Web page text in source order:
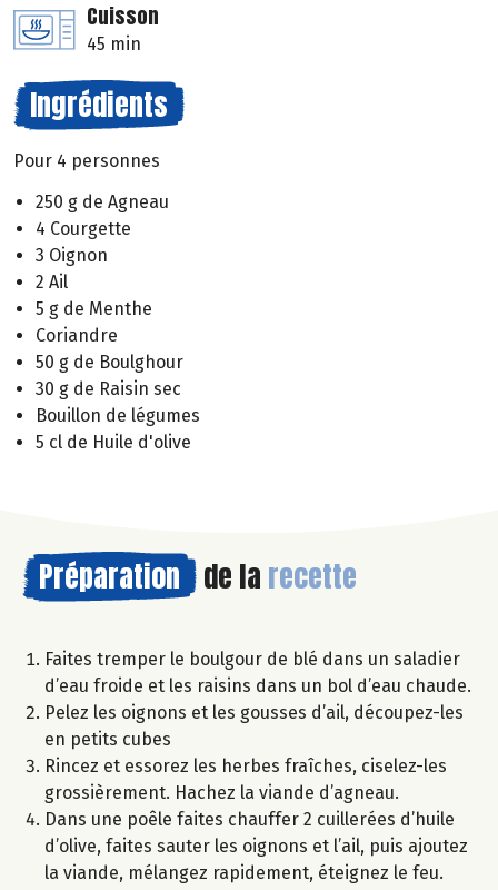
Cuisson
45 min
Ingrédients
Pour 4 personnes
250 g de Agneau
4 Courgette
3 Oignon
2 Ail
5 g de Menthe
Coriandre
50 g de Boulghour
30 g de Raisin sec
Bouillon de légumes
5 cl de Huile d'olive
Préparation de la recette
Faites tremper le boulgour de blé dans un saladier
d’eau froide et les raisins dans un bol d’eau chaude.
Pelez les oignons et les gousses d’ail, découpez-les
en petits cubes
Rincez et essorez les herbes fraîches, ciselez-les
grossièrement. Hachez la viande d’agneau.
Dans une poêle faites chauffer 2 cuillerées d’huile
d’olive, faites sauter les oignons et l’ail, puis ajoutez
la viande, mélangez rapidement, éteignez le feu.